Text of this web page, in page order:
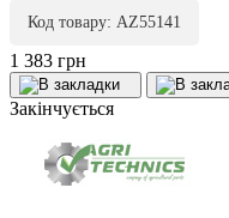
Код товару: AZ55141
1 383 грн
Закінчується